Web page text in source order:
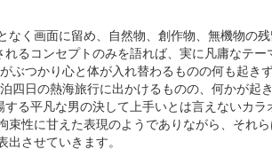
く画面に留め、自然物、創作物、無機物の
るコンセプトのみを語れば、実に凡庸なテー
ぶつかり心と体が入れ替わるものの何も起き
四日の熱海旅行に出かけるものの、何かが起
る平凡な男の決して上手いとは言えないカラ
性に甘えた表現のようでありながら、それ
させていきます。